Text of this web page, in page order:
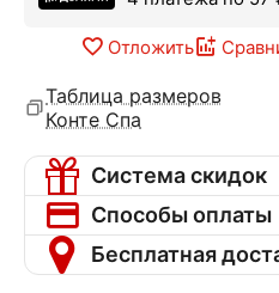
Отложить
Таблица размеров
Конте Спа
Система скидок
Способы оплаты
Бесплатная